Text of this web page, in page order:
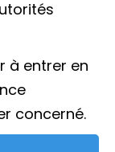
à entrer en
concerné.